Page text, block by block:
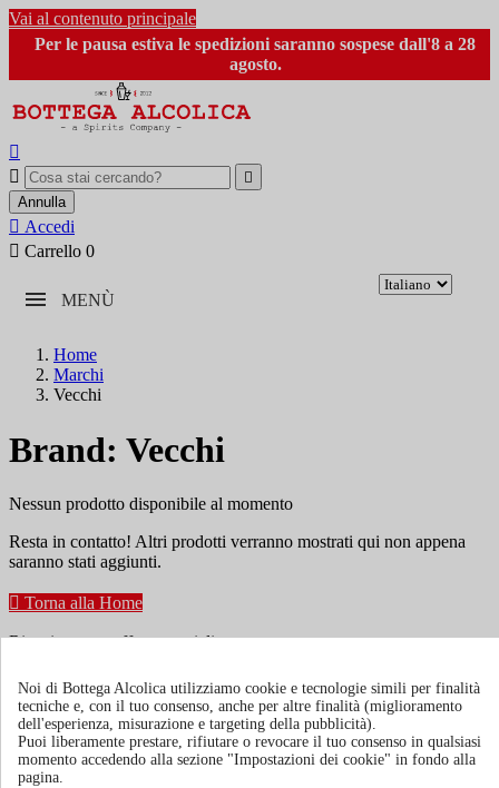
Vai al contenuto principale
Per le pausa estiva le spedizioni saranno sospese dall'8 a 28
agosto.



Annulla
 Accedi
 Carrello 0
MENÙ
Home
Marchi
Vecchi
Brand: Vecchi
Nessun prodotto disponibile al momento
Resta in contatto! Altri prodotti verranno mostrati qui non appena
saranno stati aggiunti.
 Torna alla Home
Ricevi news e offerte speciali
Puoi annullare l'iscrizione in ogni momenti. A questo scopo, cerca le
info di contatto nelle note legali.
Noi di Bottega Alcolica utilizziamo cookie e tecnologie simili per finalità
tecniche e, con il tuo consenso, anche per altre finalità (miglioramento
dell'esperienza, misurazione e targeting della pubblicità).
Puoi liberamente prestare, rifiutare o revocare il tuo consenso in qualsiasi
momento accedendo alla sezione "Impostazioni dei cookie" in fondo alla
pagina.